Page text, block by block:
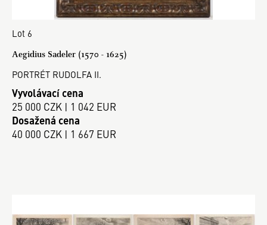
Lot 6
Aegidius Sadeler (1570 - 1625)
PORTRÉT RUDOLFA II.
Vyvolávací cena
25 000 CZK | 1 042 EUR
Dosažená cena
40 000 CZK | 1 667 EUR